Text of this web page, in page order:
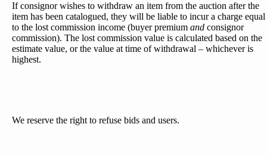
If consignor wishes to withdraw an item from the auction after the
item has been catalogued, they will be liable to incur a charge equal
to the lost commission income (buyer premium and consignor
commission). The lost commission value is calculated based on the
estimate value, or the value at time of withdrawal – whichever is
highest.
We reserve the right to refuse bids and users.